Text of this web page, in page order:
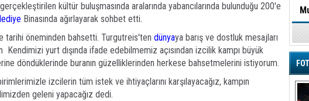
kültür buluşmasında aralarında yabancılarında bulunduğu 200'e
Binasında ağırlayarak sohbet etti.
tarihi öneminden bahsetti. Turgutreis'ten dünyaya barış ve dostluk mesajları
Kendimizi yurt dışında ifade edebilmemiz açısından izcilik kampı büyük
döndüklerinde buranın güzelliklerinden herkese bahsetmelerini istiyorum.
izcilerin tüm istek ve ihtiyaçlarını karşılayacağız, kampın
geleni yapacağız dedi.